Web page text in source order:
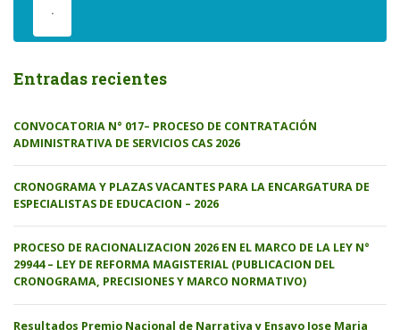
.
Entradas recientes
CONVOCATORIA N° 017– PROCESO DE CONTRATACIÓN
ADMINISTRATIVA DE SERVICIOS CAS 2026
CRONOGRAMA Y PLAZAS VACANTES PARA LA ENCARGATURA DE
ESPECIALISTAS DE EDUCACION – 2026
PROCESO DE RACIONALIZACION 2026 EN EL MARCO DE LA LEY N°
29944 – LEY DE REFORMA MAGISTERIAL (PUBLICACION DEL
CRONOGRAMA, PRECISIONES Y MARCO NORMATIVO)
Resultados Premio Nacional de Narrativa y Ensayo Jose Maria